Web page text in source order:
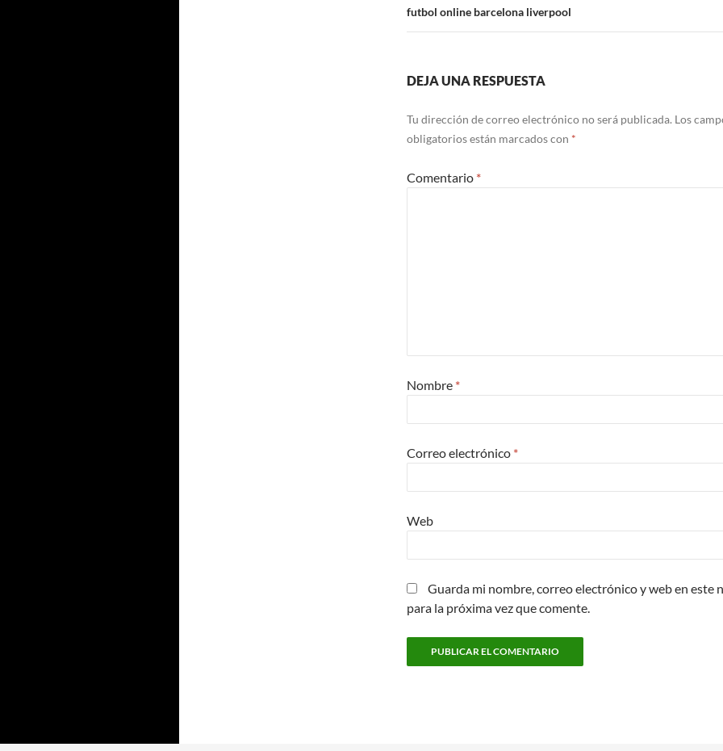
futbol online barcelona liverpool
DEJA UNA RESPUESTA
Tu dirección de correo electrónico no será publicada. Los
obligatorios están marcados con *
Comentario *
Nombre *
Correo electrónico *
Web
Guarda mi nombre, correo electrónico y web en este
para la próxima vez que comente.